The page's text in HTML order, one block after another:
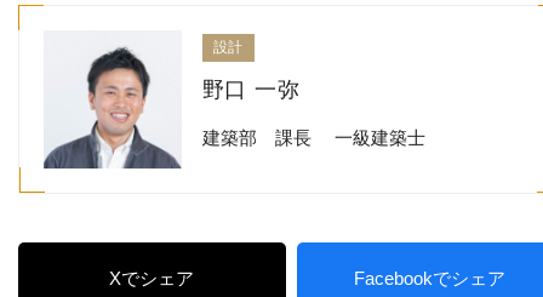
設計
野口 一弥
建築部 課長 一級建築士
Xでシェア Facebookでシェア